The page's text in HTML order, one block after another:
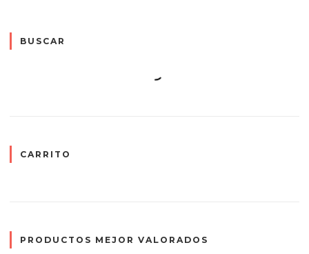
BUSCAR
CARRITO
PRODUCTOS MEJOR VALORADOS